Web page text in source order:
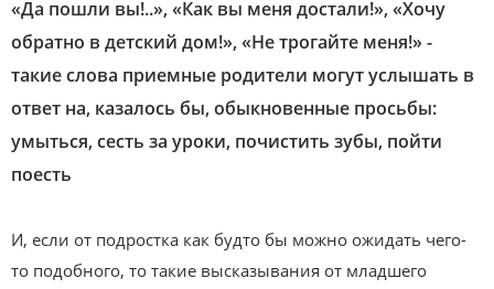
«Да пошли вы!..», «Как вы меня достали!», «Хочу
обратно в детский дом!», «Не трогайте меня!» -
такие слова приемные родители могут услышать в
ответ на, казалось бы, обыкновенные просьбы:
умыться, сесть за уроки, почистить зубы, пойти
поесть
И, если от подростка как будто бы можно ожидать чего-
то подобного, то такие высказывания от младшего